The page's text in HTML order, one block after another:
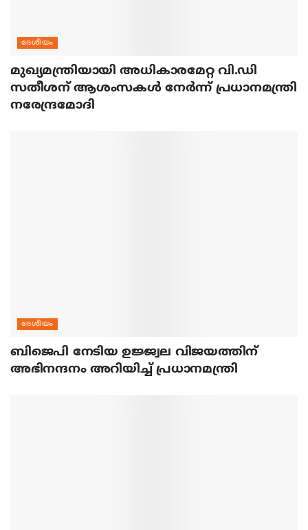
ദേശീയം
മുഖ്യമന്ത്രിയായി അധികാരമേറ്റ വി.ഡി
സതീശന് ആശംസകള്‍ നേര്‍ന്ന് പ്രധാനമന്ത്രി
നരേന്ദ്രമോദി
ദേശീയം
ബിജെപി നേടിയ ഉജ്ജ്വല വിജയത്തിന്
അഭിനന്ദനം അറിയിച്ച് പ്രധാനമന്ത്രി